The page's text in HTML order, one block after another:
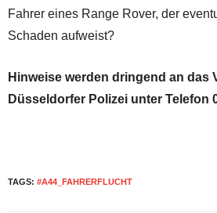
Fahrer eines Range Rover, der
Schaden aufweist?
Hinweise werden dringend an das
Düsseldorfer Polizei unter Telefon
TAGS: #A44_FAHRERFLUCHT